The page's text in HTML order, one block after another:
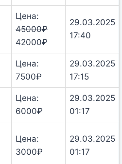
Цена:
45000₽
Первоначальная
цена
составляла
45000₽.
42000₽ Текущая
цена:
42000₽.
29.03.2025
17:40
Цена:
7500₽
29.03.2025
17:15
Цена:
6000₽
29.03.2025
01:17
Цена:
3000₽
29.03.2025
01:17